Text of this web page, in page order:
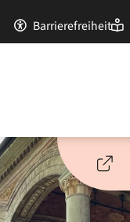
Barrierefreiheit